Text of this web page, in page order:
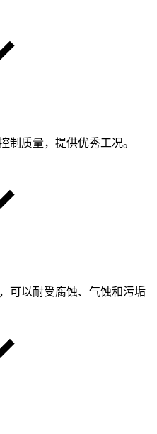
制质量，提供优秀工况。
可以耐受腐蚀、气蚀和污垢